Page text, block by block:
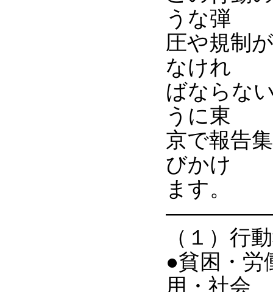
うな弾
圧や規制
なけれ
ばならな
うに東
京で報告
びかけ
ます。
（１）行
●貧困・
用・社会